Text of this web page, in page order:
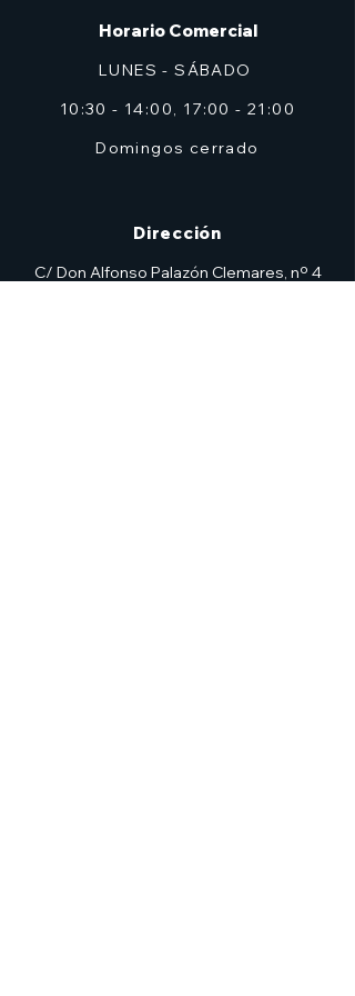
Horario Comercial
LUNES - SÁBADO
10:30 - 14:00, 17:00 - 21:00
Domingos cerrado
Dirección
C/ Don Alfonso Palazón Clemares, nº 4